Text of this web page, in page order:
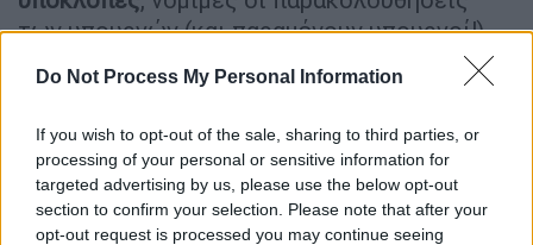
Do Not Process My Personal Information
If you wish to opt-out of the sale, sharing to third parties, or
processing of your personal or sensitive information for
targeted advertising by us, please use the below opt-out
section to confirm your selection. Please note that after your
opt-out request is processed you may continue seeing
των υπουργών (και παραμένουν υπουργοί!).
των "δολοφόνων" τουΚαραϊβάζ. Σήμερα:
Ελεύθερος ο σταθμάρχης των Τεμπών
διορισμένο από τον Κώστα Καραμανλή
"ανθρώπινο λάθος" στο οποίο φορτώθηκε
όλη η ευθύνη του κρατικού εγκλήματος».